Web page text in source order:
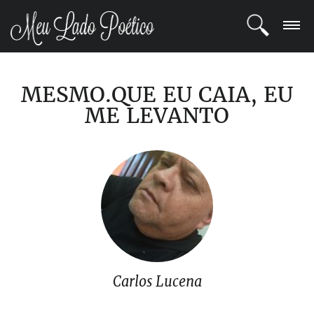
REGISTRO
MESMO.QUE EU CAIA, EU
ME LEVANTO
Carlos Lucena